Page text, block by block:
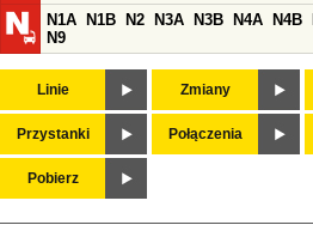
N1A
N1B N2 N3A N3B N4A N4B
N9
Linie Zmiany
Przystanki Połączenia
Pobierz